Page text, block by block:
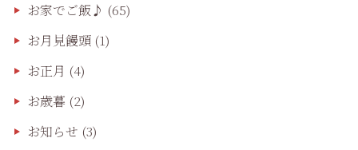
お家でご飯♪ (65)
お月見饅頭(1)
お正月 (4)
お歳暮 (2)
お知らせ (3)